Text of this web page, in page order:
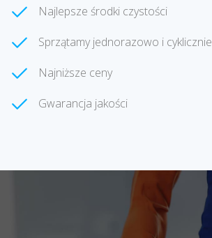
Najlepsze środki czystości
Sprzątamy jednorazowo i cyklicznie
Najniższe ceny
Gwarancja jakości